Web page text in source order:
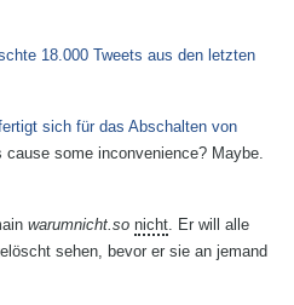
18.000 Tweets aus den letzten
sich für das Abschalten von
cause some inconvenience? Maybe.
warumnicht.so nicht. Er will alle
sehen, bevor er sie an jemand